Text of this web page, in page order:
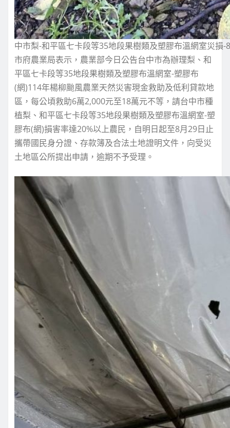
中市梨-和平區七卡段等35地段果樹類及塑膠布溫網室災損-
市府農業局表示，農業部今日公告台中市為辦理梨、和
平區七卡段等35地段果樹類及塑膠布溫網室-塑膠布
(網)114年楊柳颱風農業天然災害現金救助及低利貸款地
區，每公頃救助6萬2,000元至18萬元不等，請台中市種
植梨、和平區七卡段等35地段果樹類及塑膠布溫網室-塑
膠布(網)損害率達20%以上農民，自明日起至8月29日止
攜帶國民身分證、存款簿及合法土地證明文件，向受災
土地區公所提出申請，逾期不予受理。